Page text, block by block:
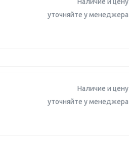
уточняйте у менеджера
Наличие и цену
уточняйте у менеджера